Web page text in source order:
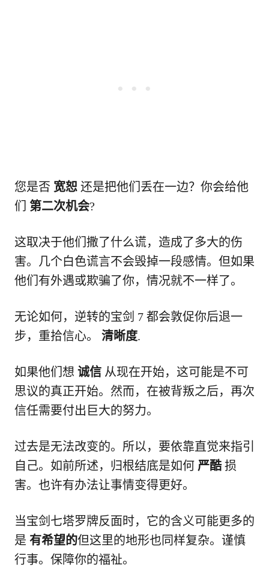
您是否 宽恕 还是把他们丢在一边？你会给他
们 第二次机会?
这取决于他们撒了什么谎，造成了多大的伤
害。几个白色谎言不会毁掉一段感情。但如果
他们有外遇或欺骗了你，情况就不一样了。
无论如何，逆转的宝剑 7 都会敦促你后退一
步，重拾信心。 清晰度.
如果他们想 诚信 从现在开始，这可能是不可
思议的真正开始。然而，在被背叛之后，再次
信任需要付出巨大的努力。
过去是无法改变的。所以，要依靠直觉来指引
自己。如前所述，归根结底是如何 严酷 损
害。也许有办法让事情变得更好。
当宝剑七塔罗牌反面时，它的含义可能更多的
是 有希望的但这里的地形也同样复杂。谨慎
行事。保障你的福祉。